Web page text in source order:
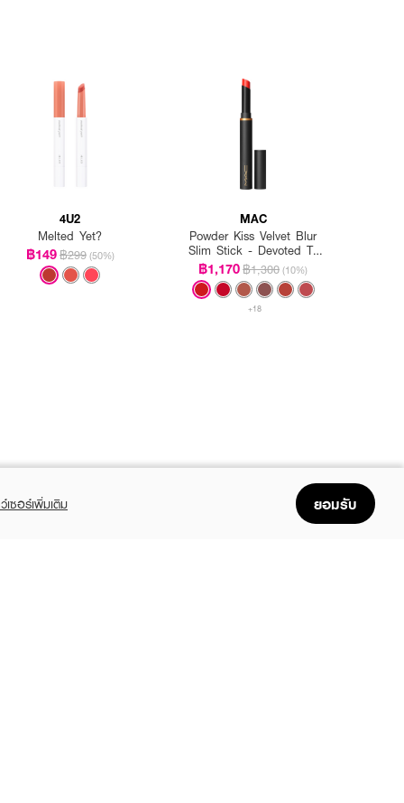
4U2
Melted Yet?
฿149฿299 (50%)
MAC
Powder Kiss Velvet Blur
Slim Stick - Devoted To
Danger
฿1,170฿1,300 (10%)
+18
เซอร์เพิ่มเติม ยอมรับ